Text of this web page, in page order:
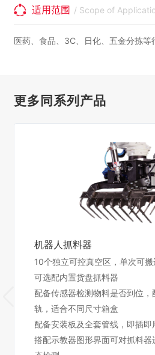
适用范围 / Scope of
医药、食品、3C、日化、五金分拣等
更多同系列产品
机器人抓料器
10个独立可控真空区，单次可
可选配内置货盘抓料器
配备传感器检测物料是否到位，
轨，适合不同尺寸箱盒
配备安装板及全套管线，即插即
搭配示教器图形界面可对抓料